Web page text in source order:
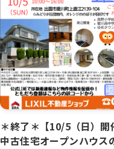
＊終了＊【10/5（日）開
中古住宅オープンハウス